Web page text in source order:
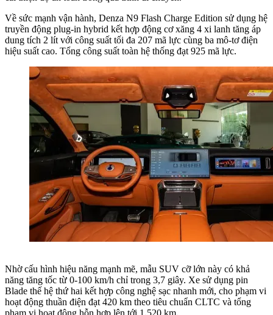
Về sức mạnh vận hành, Denza N9 Flash Charge Edition sử dụng hệ
truyền động plug-in hybrid kết hợp động cơ xăng 4 xi lanh tăng áp
dung tích 2 lít với công suất tối đa 207 mã lực cùng ba mô-tơ điện
hiệu suất cao. Tổng công suất toàn hệ thống đạt 925 mã lực.
Nhờ cấu hình hiệu năng mạnh mẽ, mẫu SUV cỡ lớn này có khả
năng tăng tốc từ 0-100 km/h chỉ trong 3,7 giây. Xe sử dụng pin
Blade thế hệ thứ hai kết hợp công nghệ sạc nhanh mới, cho phạm vi
hoạt động thuần điện đạt 420 km theo tiêu chuẩn CLTC và tổng